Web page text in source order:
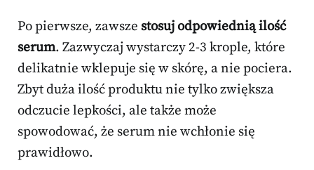
Po pierwsze, zawsze stosuj odpowiednią ilość
serum. Zazwyczaj wystarczy 2-3 krople, które
delikatnie wklepuje się w skórę, a nie pociera.
Zbyt duża ilość produktu nie tylko zwiększa
odczucie lepkości, ale także może
spowodować, że serum nie wchłonie się
prawidłowo.